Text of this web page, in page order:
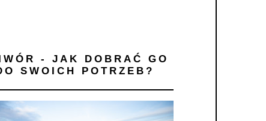
- JAK DOBRAĆ GO
SWOICH POTRZEB?